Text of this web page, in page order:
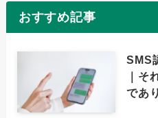
おすすめ記事
SMS
｜そ
であ